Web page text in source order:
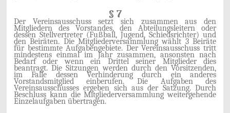
§ 7
Der Vereinsausschuss setzt sich zusammen aus den
Mitgliedern des Vorstandes, den Abteilungsleitern oder
dessen Stellvertreter (Fußball, Jugend, Schiedsrichter) und
den Beiräten. Die Mitgliederversammlung wählt 3 Beiräte
für bestimmte Aufgabengebiete. Der Vereinsausschuss tritt
mindestens einmal im Jahr zusammen, ansonsten nach
Bedarf oder wenn ein Drittel seiner Mitglieder dies
beantragt. Die Sitzungen werden durch den Vorsitzenden,
im Falle dessen Verhinderung durch ein anderes
Vorstandsmitglied einberufen. Die Aufgaben des
Vereinsausschusses ergeben sich aus der Satzung. Durch
Beschluss kann die Mitgliederversammlung weitergehende
Einzelaufgaben übertragen.